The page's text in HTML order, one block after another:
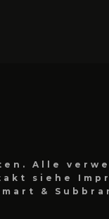
Alle
siehe
&